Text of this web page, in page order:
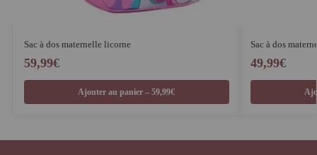
Sac à dos maternelle licorne
59,99€
Ajouter au panier – 59,99€
Sac à dos
49,99€